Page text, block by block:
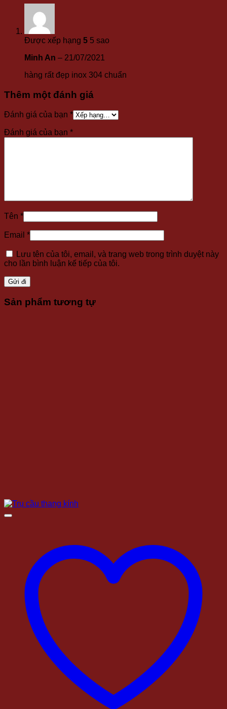
Được xếp hạng 5 5 sao
Minh An – 21/07/2021
hàng rất đẹp inox 304 chuẩn
Thêm một đánh giá
Đánh giá của bạn *
Đánh giá của bạn *
Tên *
Email *
Lưu tên của tôi, email, và trang web trong trình duyệt này
cho lần bình luận kế tiếp của tôi.
Sản phẩm tương tự